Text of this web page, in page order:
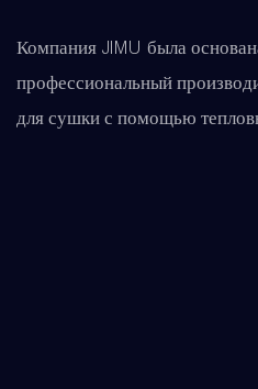
Компания JIMU была
профессиональный
для сушки с помощью